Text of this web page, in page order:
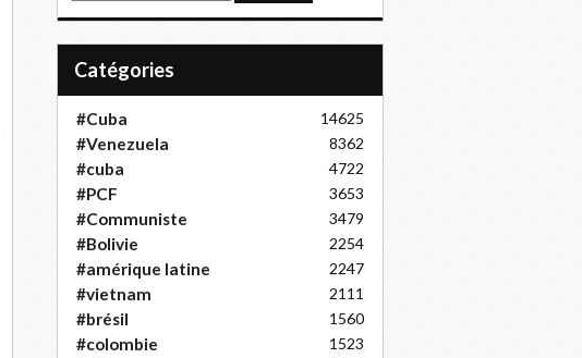
Catégories
#Cuba 14625
#Venezuela 8362
#cuba 4722
#PCF 3653
#Communiste 3479
#Bolivie 2254
#amérique latine 2247
#vietnam 2111
#brésil 1560
#colombie 1523